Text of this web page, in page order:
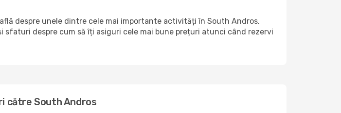
despre unele dintre cele mai importante activități în South Andros,
despre cum să îți asiguri cele mai bune prețuri atunci când rezervi
către South Andros